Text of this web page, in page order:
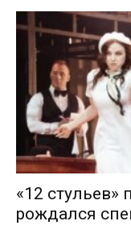
«12 стульев»
рождался